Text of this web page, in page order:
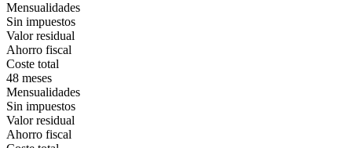
Mensualidades
Sin impuestos
Valor residual
Ahorro fiscal
Coste total
48 meses
Mensualidades
Sin impuestos
Valor residual
Ahorro fiscal